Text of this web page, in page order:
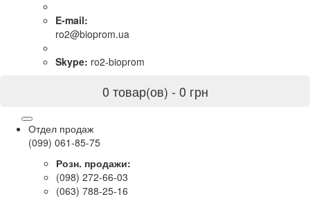
E-mail:
ro2@bioprom.ua
Skype: ro2-bioprom
0 товар(ов) - 0 грн
Отдел продаж
(099) 061-85-75
Розн. продажи:
(098) 272-66-03
(063) 788-25-16